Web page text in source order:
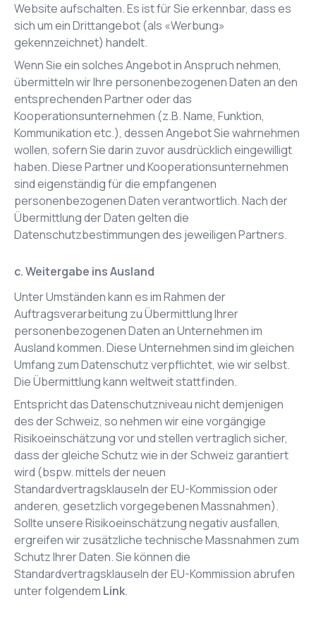
Website aufschalten. Es ist für Sie erkennbar, dass es
sich um ein Drittangebot (als «Werbung»
gekennzeichnet) handelt.
Wenn Sie ein solches Angebot in Anspruch nehmen,
übermitteln wir Ihre personenbezogenen Daten an den
entsprechenden Partner oder das
Kooperationsunternehmen (z.B. Name, Funktion,
Kommunikation etc.), dessen Angebot Sie wahrnehmen
wollen, sofern Sie darin zuvor ausdrücklich eingewilligt
haben. Diese Partner und Kooperationsunternehmen
sind eigenständig für die empfangenen
personenbezogenen Daten verantwortlich. Nach der
Übermittlung der Daten gelten die
Datenschutzbestimmungen des jeweiligen Partners.
c. Weitergabe ins Ausland
Unter Umständen kann es im Rahmen der
Auftragsverarbeitung zu Übermittlung Ihrer
personenbezogenen Daten an Unternehmen im
Ausland kommen. Diese Unternehmen sind im gleichen
Umfang zum Datenschutz verpflichtet, wie wir selbst.
Die Übermittlung kann weltweit stattfinden.
Entspricht das Datenschutzniveau nicht demjenigen
des der Schweiz, so nehmen wir eine vorgängige
Risikoeinschätzung vor und stellen vertraglich sicher,
dass der gleiche Schutz wie in der Schweiz garantiert
wird (bspw. mittels der neuen
Standardvertragsklauseln der EU-Kommission oder
anderen, gesetzlich vorgegebenen Massnahmen).
Sollte unsere Risikoeinschätzung negativ ausfallen,
ergreifen wir zusätzliche technische Massnahmen zum
Schutz Ihrer Daten. Sie können die
Standardvertragsklauseln der EU-Kommission abrufen
unter folgendem Link.